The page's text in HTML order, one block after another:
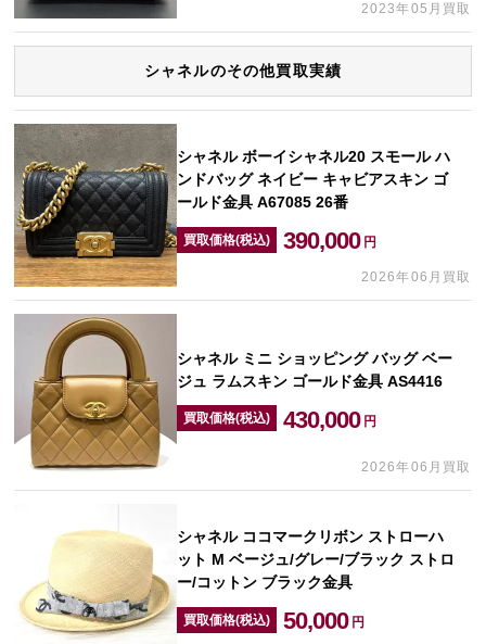
2023年05月買取
シャネルのその他買取実績
シャネル ボーイシャネル20 スモール ハ
ンドバッグ ネイビー キャビアスキン ゴ
ールド金具 A67085 26番
買取価格(税込) 390,000 円
2026年06月買取
シャネル ミニ ショッピング バッグ ベー
ジュ ラムスキン ゴールド金具 AS4416
買取価格(税込) 430,000 円
2026年06月買取
シャネル ココマークリボン ストローハ
ット M ベージュ/グレー/ブラック ストロ
ー/コットン ブラック金具
買取価格(税込) 50,000 円